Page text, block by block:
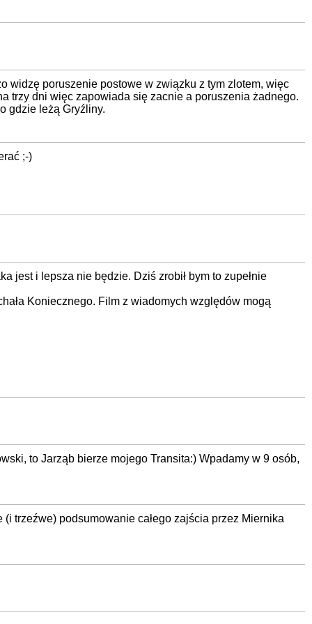
widzę poruszenie postowe w związku z tym zlotem, więc
trzy dni więc zapowiada się zacnie a poruszenia żadnego.
gdzie leżą Gryźliny.
;-)
jest i lepsza nie będzie. Dziś zrobił bym to zupełnie
Koniecznego. Film z wiadomych względów mogą
to Jarząb bierze mojego Transita:) Wpadamy w 9 osób,
trzeźwe) podsumowanie całego zajścia przez Miernika